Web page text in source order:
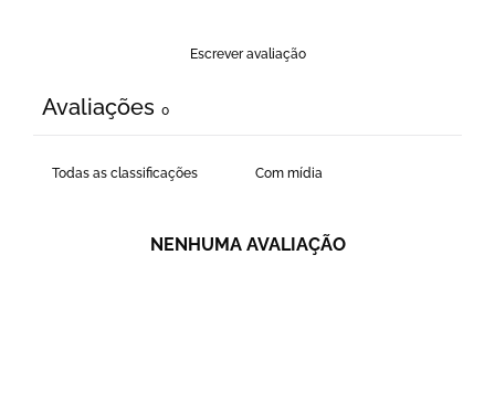
Escrever avaliação
Avaliações 0
Com mídia
NENHUMA AVALIAÇÃO